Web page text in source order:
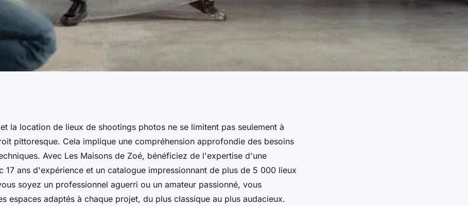
de lieux de
ultime
la location de lieux de shootings photos ne se limitent pas seulement à
pittoresque. Cela implique une compréhension approfondie des besoins
Avec Les Maisons de Zoé, bénéficiez de l'expertise d'une
17 ans d'expérience et un catalogue impressionnant de plus de 5 000 lieux
soyez un professionnel aguerri ou un amateur passionné, vous
espaces adaptés à chaque projet, du plus classique au plus audacieux.